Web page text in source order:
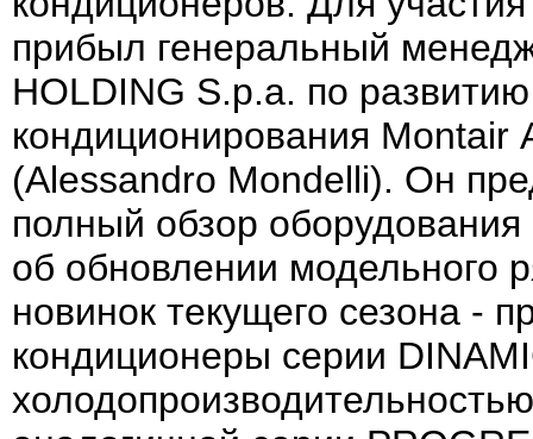
прибыл генеральный
HOLDING S.p.a. по
кондиционирования
(Alessandro Mondelli). Он
полный обзор
об обновлении модельного
новинок текущего сезона -
кондиционеры серии